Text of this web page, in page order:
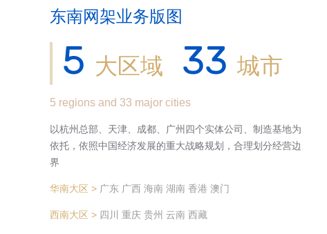
东南网架业务版图
5 大区域 33 城市
5 regions and 33 major cities
以杭州总部、天津、成都、广州四个实体公司、制造基地为
依托，依照中国经济发展的重大战略规划，合理划分经营边
界
华南大区 > 广东 广西 海南 湖南 香港 澳门
西南大区 > 四川 重庆 贵州 云南 西藏